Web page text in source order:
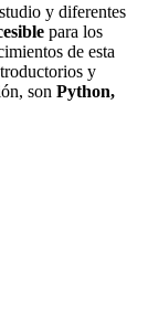
y diferentes
para los
de esta
y
son Python,